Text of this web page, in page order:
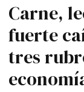
Carne,
fuerte
tres